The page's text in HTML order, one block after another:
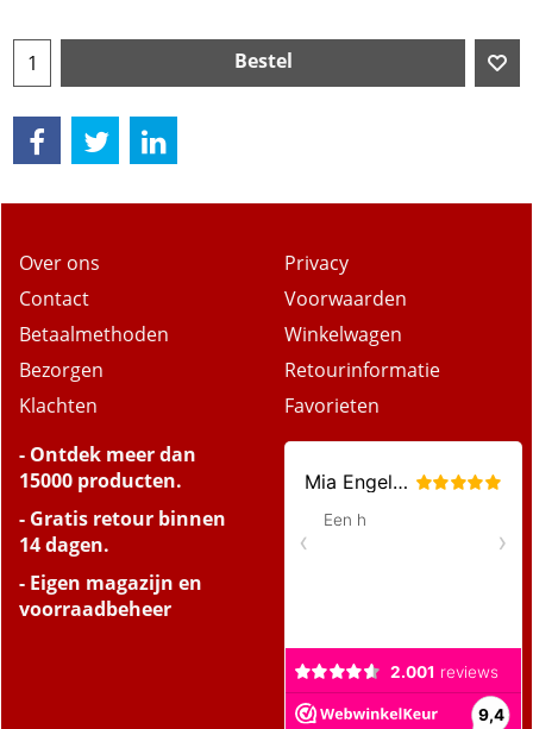
Bestel
Over ons
Contact
Betaalmethoden
Bezorgen
Klachten
Privacy
Voorwaarden
Winkelwagen
Retourinformatie
Favorieten
- Ontdek meer dan
15000 producten.
- Gratis retour binnen
14 dagen.
- Eigen magazijn en
voorraadbeheer